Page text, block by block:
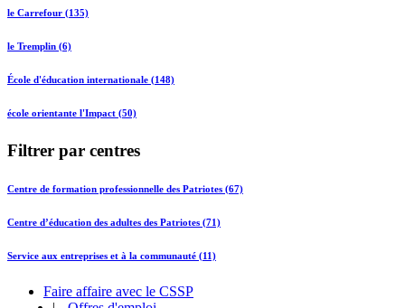
le Carrefour (135)
le Tremplin (6)
École d'éducation internationale (148)
école orientante l'Impact (50)
Filtrer par centres
Centre de formation professionnelle des Patriotes (67)
Centre d’éducation des adultes des Patriotes (71)
Service aux entreprises et à la communauté (11)
Faire affaire avec le CSSP